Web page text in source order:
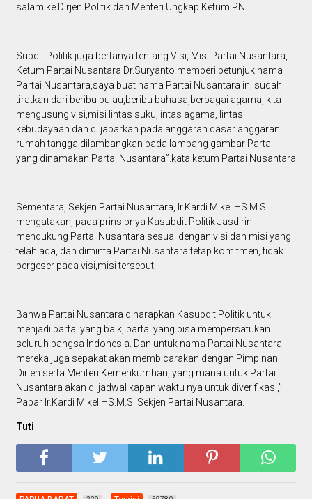
salam ke Dirjen Politik dan Menteri.Ungkap Ketum PN.
Subdit Politik juga bertanya tentang Visi, Misi Partai Nusantara,
Ketum Partai Nusantara Dr.Suryanto memberi petunjuk nama
Partai Nusantara,saya buat nama Partai Nusantara ini sudah
tiratkan dari beribu pulau,beribu bahasa,berbagai agama, kita
mengusung visi,misi lintas suku,lintas agama, lintas
kebudayaan dan di jabarkan pada anggaran dasar anggaran
rumah tangga,dilambangkan pada lambang gambar Partai
yang dinamakan Partai Nusantara”.kata ketum Partai Nusantara
Sementara, Sekjen Partai Nusantara, Ir.Kardi Mikel.HS.M.Si
mengatakan, pada prinsipnya Kasubdit Politik Jasdirin
mendukung Partai Nusantara sesuai dengan visi dan misi yang
telah ada, dan diminta Partai Nusantara tetap komitmen, tidak
bergeser pada visi,misi tersebut.
Bahwa Partai Nusantara diharapkan Kasubdit Politik untuk
menjadi partai yang baik, partai yang bisa mempersatukan
seluruh bangsa Indonesia. Dan untuk nama Partai Nusantara
mereka juga sepakat akan membicarakan dengan Pimpinan
Dirjen serta Menteri Kemenkumhan, yang mana untuk Partai
Nusantara akan di jadwal kapan waktu nya untuk diverifikasi,”
Papar Ir.Kardi Mikel.HS.M.Si Sekjen Partai Nusantara.
Tuti